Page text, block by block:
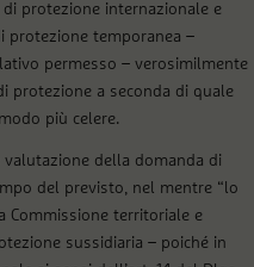
protezione internazionale e
protezione temporanea –
permesso – verosimilmente
protezione a seconda di quale
più celere.
della domanda di
del previsto, nel mentre “lo
Commissione territoriale e
sussidiaria – poiché in